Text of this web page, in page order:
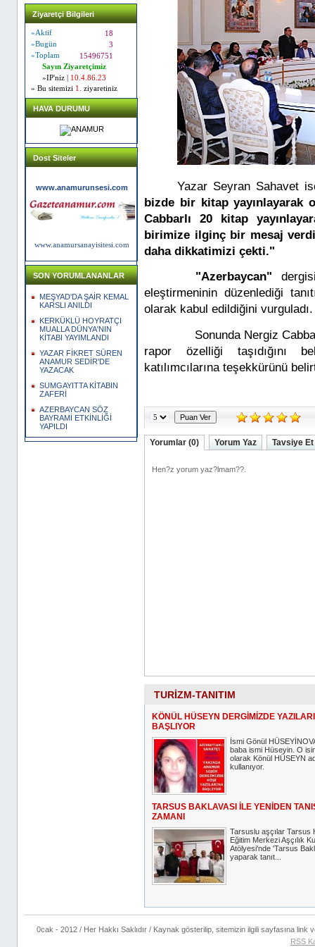
Ziyaretçi Bilgileri
»Aktif
18
»Bugün
3
»Toplam
15496751
Sayın Ziyaretçimiz
»IP'niz |
10.4.86.23
» Bu sitemizi 1. ziyaretiniz
HAVA DURUMU
Dost Siteler
www.anamurunsesi.com
www.anamursanayisitesi.com
SON YORUMLANANLAR
MEŞYAD'DA ŞAİR KEMAL
KARSLI ANILDI
KERKÜKLÜ HOYRATÇI
MUALLA DÜNYA'NIN
KİTABI YAYIMLANDI
YAZAR FİKRET SÜREN
ANAMUR SEDİR'DE
YAZACAK
SUMGAYITTA KİTABIN
ZAFERİ
AZERBAYCAN SÖZ
BAYRAMİ ETKİNLİĞİ
YAPILDI
Yazar Seyran Sahavet
bizde bir kitap yayınlayarak
Cabbarlı 20 kitap
birimize ilginç bir mesaj
daha dikkatimizi çekti."
"Azerbaycan"
eleştirmeninin düzenlediği
olarak kabul edildiğini vurguladı.
Sonunda Nergiz Cabbarlı
rapor özelliği taşıdığını
katılımcılarına teşekkürünü
Yorumlar (0) Yorum Yaz Tavsiye Et
TURİZM-TANITIM
KÖNÜL HÜSEYN DERGİMİZDE
BAŞLIYOR
İsmi Gönül
baba ismi Hüseyin. O
olarak Könül HÜSEYN
kullanıyor.
TARSUS BAKLAVASI İLE YENİDEN
ZAMANI
Tarsuslu aşçılar Tarsus
Eğitim Merkezi Aşçılık
Atölyesi'nde 'Tarsus
yaparak tanıt...
0cak - 2012 / Her Hakkı Saklıdır / Kaynak gösterilip, sitemizin ilgili sayfasına link
RSS